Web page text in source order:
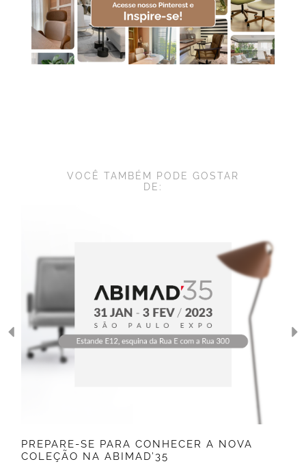
VOCÊ TAMBÉM PODE GOSTAR
DE:
PREPARE-SE PARA CONHECER A NOVA
COLEÇÃO NA ABIMAD’35